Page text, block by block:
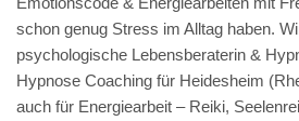
schon genug Stress im Alltag haben.
psychologische Lebensberaterin &
Hypnose Coaching für Heidesheim
auch für Energiearbeit – Reiki,